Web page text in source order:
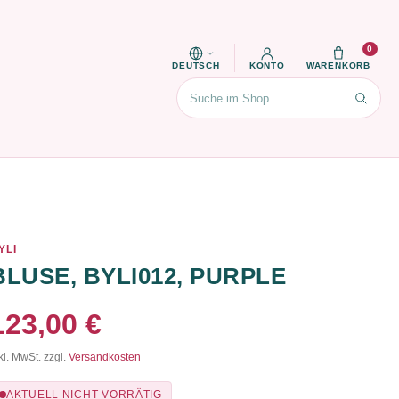
DEUTSCH KONTO WARENKORB
0
Suchen
BYLI012, PURPLE
€
MwSt. zzgl. Versandkosten
AKTUELL NICHT VORRÄTIG